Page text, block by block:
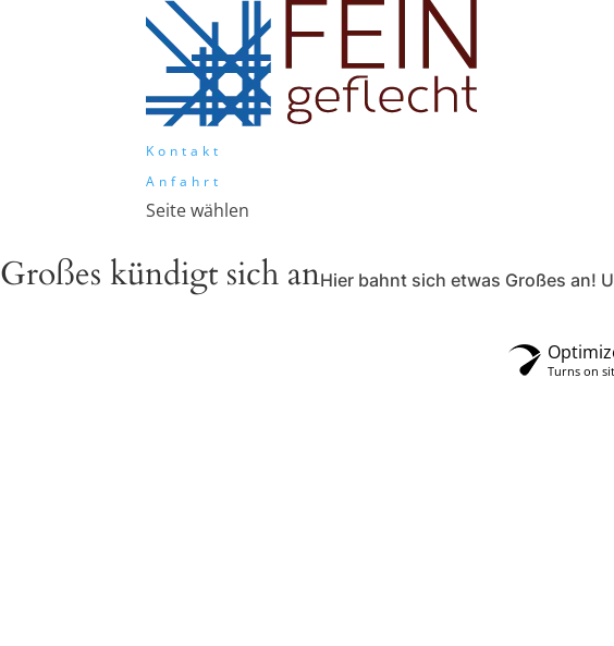
Kontakt
Anfahrt
Seite wählen
Großes kündigt sich anHier bahnt sich etwas Großes an!
Turns on